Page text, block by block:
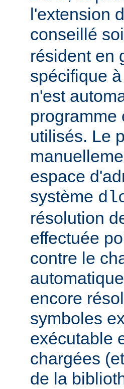
l'extension
conseillé
résident en
spécifique
n'est
programme
utilisés. Le
espace
système
résolution
effectuée
contre le
encore
symboles
exécutable
chargées
de la